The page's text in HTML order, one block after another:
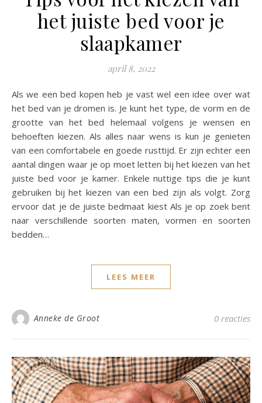
het juiste bed voor je
slaapkamer
april 8, 2022
Als we een bed kopen heb je vast wel een idee over wat
het bed van je dromen is. Je kunt het type, de vorm en de
grootte van het bed helemaal volgens je wensen en
behoeften kiezen. Als alles naar wens is kun je genieten
van een comfortabele en goede rusttijd. Er zijn echter een
aantal dingen waar je op moet letten bij het kiezen van het
juiste bed voor je kamer. Enkele nuttige tips die je kunt
gebruiken bij het kiezen van een bed zijn als volgt. Zorg
ervoor dat je de juiste bedmaat kiest Als je op zoek bent
naar verschillende soorten maten, vormen en soorten
bedden…
LEES MEER
Anneke de Groot 0 reacties